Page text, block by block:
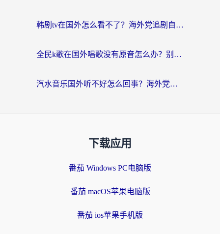
韩剧tv在国外怎么看不了？海外党追剧自由的终极解决方案来了
全民k歌在国外唱歌没有原音怎么办？别让地域限制毁了你的麦霸时刻
汽水音乐国外听不好怎么回事？海外党亲测有效的回国加速方案来了
下载应用
番茄 Windows PC电脑版
番茄 macOS苹果电脑版
番茄 ios苹果手机版